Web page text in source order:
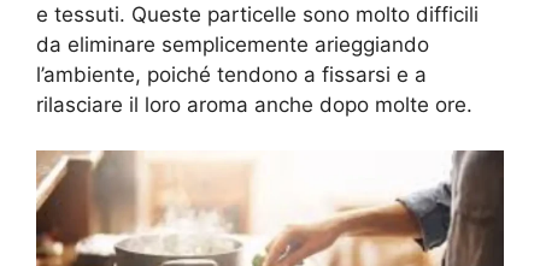
e tessuti. Queste particelle sono molto difficili
da eliminare semplicemente arieggiando
l’ambiente, poiché tendono a fissarsi e a
rilasciare il loro aroma anche dopo molte ore.